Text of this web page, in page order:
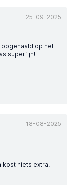
25-09-2025
op het
superfijn!
18-08-2025
kost niets extra!